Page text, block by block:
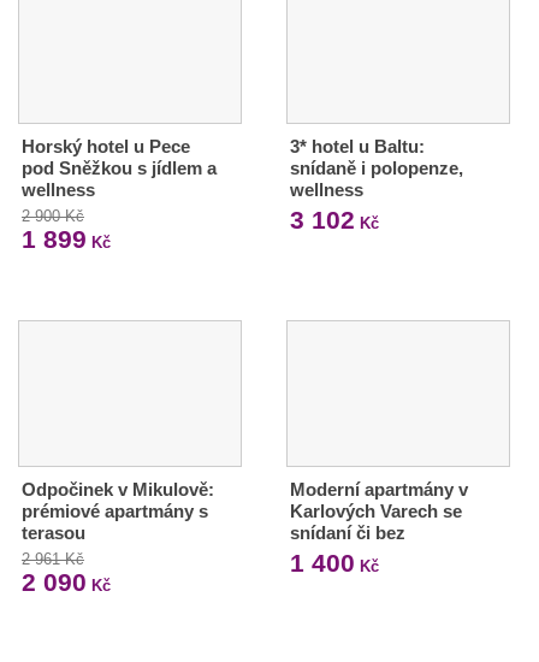
Horský hotel u Pece
pod Sněžkou s jídlem a
wellness
2 900 Kč
1 899 Kč
3* hotel u Baltu:
snídaně i polopenze,
wellness
3 102 Kč
Odpočinek v Mikulově:
prémiové apartmány s
terasou
2 961 Kč
2 090 Kč
Moderní apartmány v
Karlových Varech se
snídaní či bez
1 400 Kč